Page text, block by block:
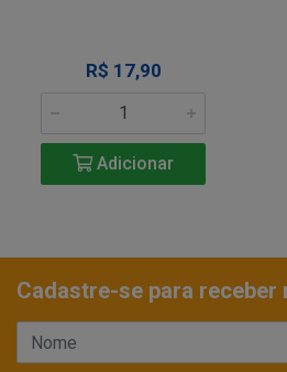
R$ 17,90
Adicionar
Cadastre-se para